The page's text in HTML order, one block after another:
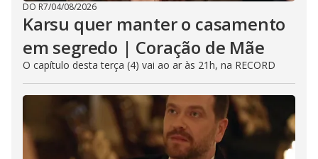
DO R7/04/08/2026
Karsu quer manter o casamento
em segredo | Coração de Mãe
O capítulo desta terça (4) vai ao ar às 21h, na RECORD